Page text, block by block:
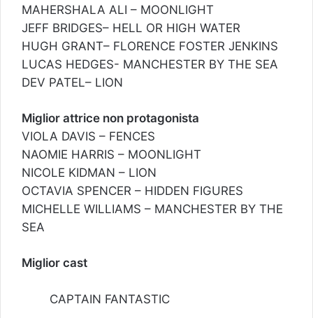
MAHERSHALA ALI – MOONLIGHT
JEFF BRIDGES– HELL OR HIGH WATER
HUGH GRANT– FLORENCE FOSTER JENKINS
LUCAS HEDGES- MANCHESTER BY THE SEA
DEV PATEL– LION
Miglior attrice non protagonista
VIOLA DAVIS – FENCES
NAOMIE HARRIS – MOONLIGHT
NICOLE KIDMAN – LION
OCTAVIA SPENCER – HIDDEN FIGURES
MICHELLE WILLIAMS – MANCHESTER BY THE
SEA
Miglior cast
CAPTAIN FANTASTIC